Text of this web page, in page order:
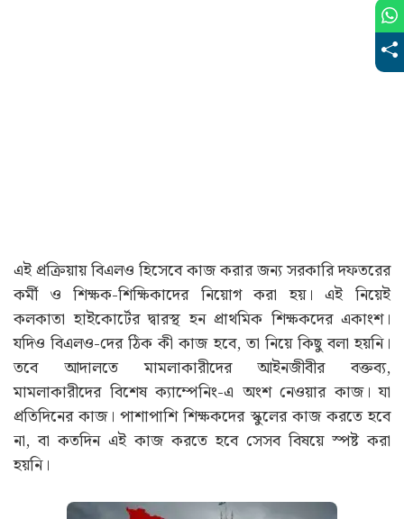
এই প্রক্রিয়ায় বিএলও হিসেবে কাজ করার জন্য সরকারি দফতরের
কর্মী ও শিক্ষক-শিক্ষিকাদের নিয়োগ করা হয়। এই নিয়েই
কলকাতা হাইকোর্টের দ্বারস্থ হন প্রাথমিক শিক্ষকদের একাংশ।
যদিও বিএলও-দের ঠিক কী কাজ হবে, তা নিয়ে কিছু বলা হয়নি।
তবে আদালতে মামলাকারীদের আইনজীবীর বক্তব্য,
মামলাকারীদের বিশেষ ক্যাম্পেনিং-এ অংশ নেওয়ার কাজ। যা
প্রতিদিনের কাজ। পাশাপাশি শিক্ষকদের স্কুলের কাজ করতে হবে
না, বা কতদিন এই কাজ করতে হবে সেসব বিষয়ে স্পষ্ট করা
হয়নি।